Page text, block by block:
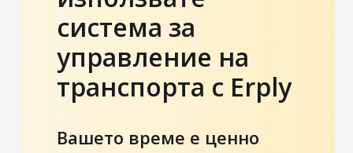
система за
управление на
транспорта с Erply
Вашето време е ценно